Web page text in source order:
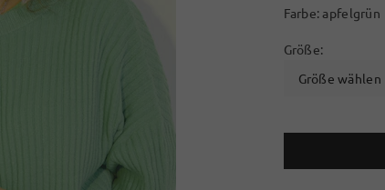
Farbe: apfelgrün
Größe:
Größe wählen